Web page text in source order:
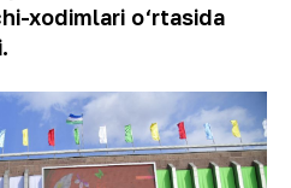
xodimlari o‘rtasida